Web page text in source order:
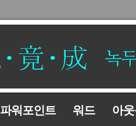
파워포인트 워드
아